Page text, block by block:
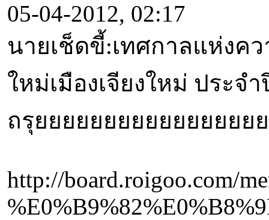
05-04-2012, 02:17
นายเช็ดขี้:เทศกาลแห่งค
ใหม่เมืองเจียงใหม่ ประ
ถรุยยยยยยยยยยยยยยย
http://board.roigoo.com/